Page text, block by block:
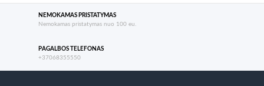
NEMOKAMAS PRISTATYMAS
Nemokamas pristatymas nuo 100 eu.
PAGALBOS TELEFONAS
+37068355550